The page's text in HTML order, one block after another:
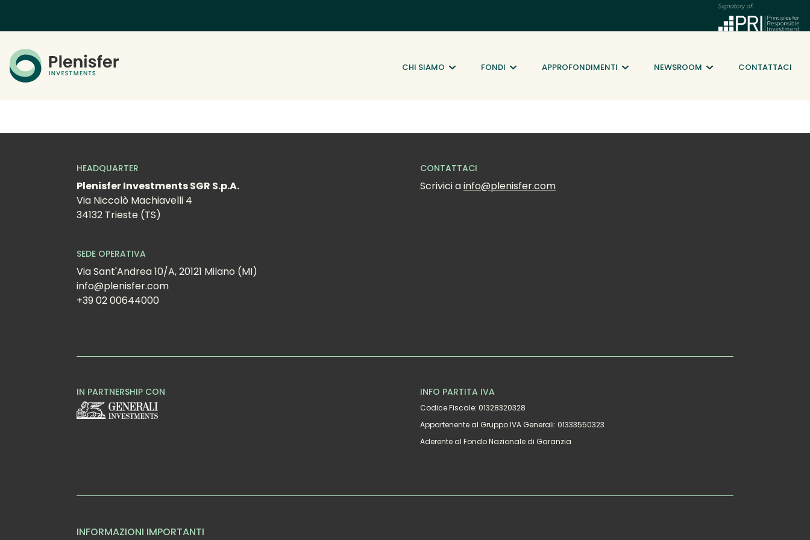
CHI SIAMO FONDI APPROFONDIMENTI NEWSROOM CONTATTACI
HEADQUARTER
Plenisfer Investments SGR S.p.A.
Via Niccolò Machiavelli 4
34132 Trieste (TS)
SEDE OPERATIVA
Via Sant'Andrea 10/A, 20121 Milano (MI)
info@plenisfer.com
+39 02 00644000
CONTATTACI
Scrivici a info@plenisfer.com
IN PARTNERSHIP CON INFO PARTITA IVA
Codice Fiscale: 01328320328
Appartenente al Gruppo IVA Generali: 01333550323
Aderente al Fondo Nazionale di Garanzia
INFORMAZIONI IMPORTANTI